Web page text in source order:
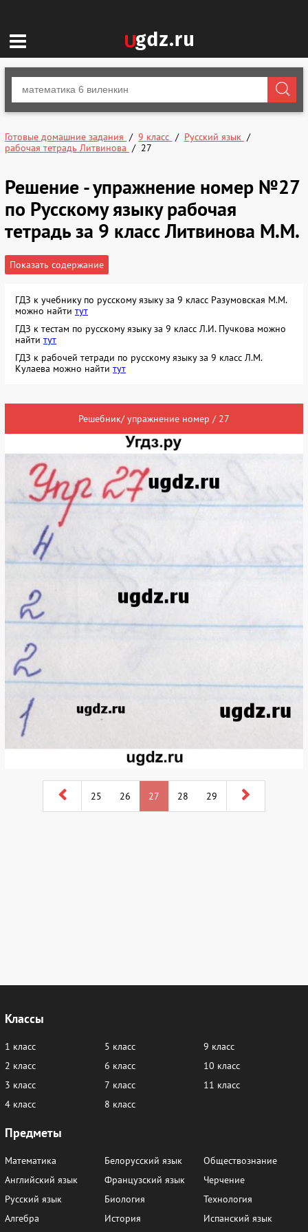
Готовые домашние задания 9 класс
Русский язык
рабочая тетрадь Литвинова
27
Решение - упражнение номер №27
по Русскому языку рабочая
тетрадь за 9 класс Литвинова М.М.
Показать содержание
ГДЗ к учебнику по русскому языку за 9 класс Разумовская М.М.
можно найти тут
ГДЗ к тестам по русскому языку за 9 класс Л.И. Пучкова можно
найти тут
ГДЗ к рабочей тетради по русскому языку за 9 класс Л.М.
Кулаева можно найти тут
Решебник/ упражнение номер / 27
25 26 27 28 29
Классы
1 класс
2 класс
3 класс
4 класс
5 класс
6 класс
7 класс
8 класс
9 класс
10 класс
11 класс
Предметы
Математика
Английский язык
Русский язык
Алгебра
Белорусский язык
Французский язык
Биология
История
Обществознание
Черчение
Технология
Испанский язык